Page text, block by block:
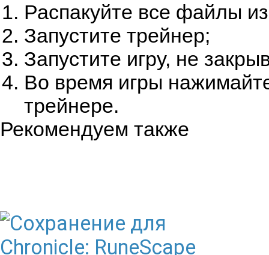
Распакуйте все файлы
Запустите трейнер;
Запустите игру, не
Во время игры
трейнере.
Рекомендуем также